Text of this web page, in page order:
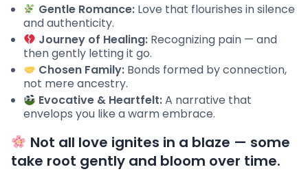
Gentle Romance: Love that flourishes in silence
and authenticity.
Journey of Healing: Recognizing pain — and
then gently letting it go.
Chosen Family: Bonds formed by connection,
not mere ancestry.
Evocative & Heartfelt:A narrative that
envelops you like a warm embrace.
Not all love ignites in a blaze — some
take root gently and bloom over time.